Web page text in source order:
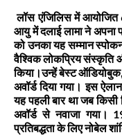
लॉस एंजिलिस में आयोजित
आयु में दलाई लामा ने अपना
को उनका यह सम्मान
वैश्विक लोकप्रिय संस्कृति
किया।उन्हें बेस्ट ऑडियोबुक,
अवॉर्ड दिया गया। इस
यह पहली बार था जब किसी
अवॉर्ड से नवाजा गया।
प्रतिबद्धता के लिए नोबेल